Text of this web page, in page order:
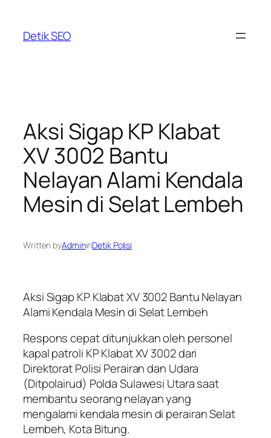
content
Detik SEO
Aksi Sigap KP Klabat
XV 3002 Bantu
Nelayan Alami Kendala
Mesin di Selat Lembeh
Written byAdmininDetik Polisi
Aksi Sigap KP Klabat XV 3002 Bantu Nelayan
Alami Kendala Mesin di Selat Lembeh
Respons cepat ditunjukkan oleh personel
kapal patroli KP Klabat XV 3002 dari
Direktorat Polisi Perairan dan Udara
(Ditpolairud) Polda Sulawesi Utara saat
membantu seorang nelayan yang
mengalami kendala mesin di perairan Selat
Lembeh, Kota Bitung.